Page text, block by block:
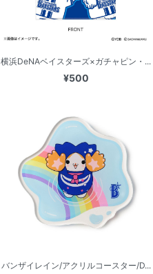
横浜DeNAベイスターズ×ガチャピン・...
¥500
バンザイレイン/アクリルコースター/D...